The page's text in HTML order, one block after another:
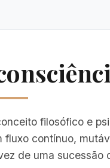
filosófico e
contínuo,
de uma sucessão